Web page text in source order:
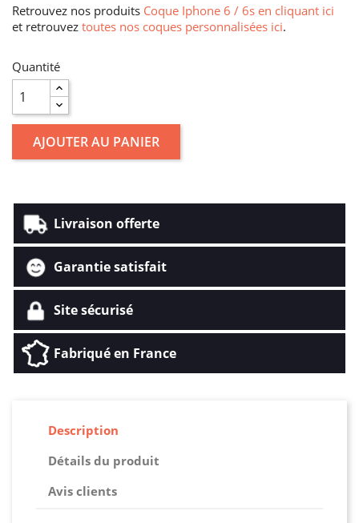
Retrouvez nos produits Coque Iphone 6 / 6s en cliquant ici
et retrouvez toutes nos coques personnalisées ici.
Quantité
AJOUTER AU PANIER
Livraison offerte
Garantie satisfait
Site sécurisé
Fabriqué en France
Description
Détails du produit
Avis clients